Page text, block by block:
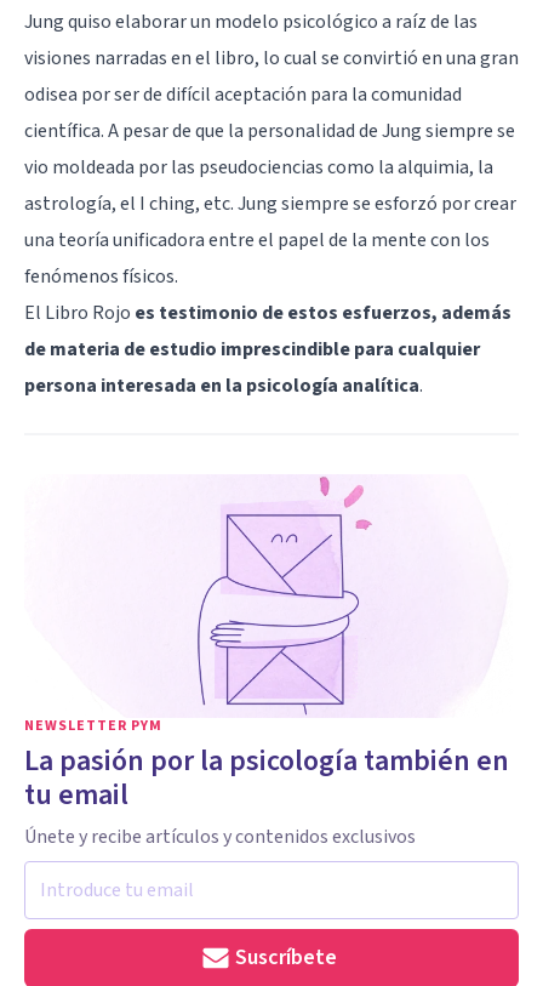
Jung quiso elaborar un modelo psicológico a raíz de las
visiones narradas en el libro, lo cual se convirtió en una gran
odisea por ser de difícil aceptación para la comunidad
científica. A pesar de que la personalidad de Jung siempre se
vio moldeada por las pseudocienciascomo la alquimia, la
astrología, el I ching, etc. Jung siempre se esforzó por crear
una teoría unificadora entre el papel de la mente con los
fenómenos físicos.
El Libro Rojo es testimonio de estos esfuerzos, además
de materia de estudio imprescindible para cualquier
persona interesada en la psicología analítica.
NEWSLETTER PYM
La pasión por la psicología también en
tu email
Únete y recibe artículos y contenidos exclusivos
Suscríbete